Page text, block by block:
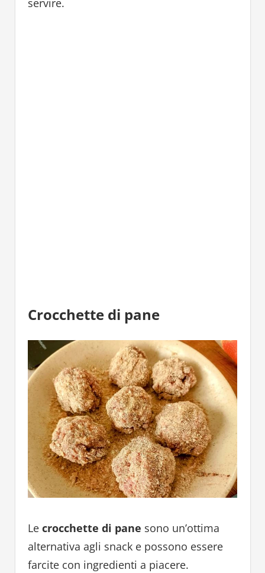
servire.
Crocchette di pane
Le crocchette di pane sono un’ottima
alternativa agli snack e possono essere
farcite con ingredienti a piacere.